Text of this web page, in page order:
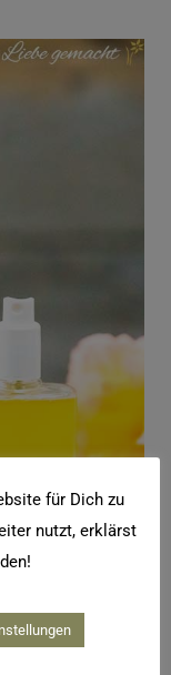
für Dich zu
nutzt, erklärst